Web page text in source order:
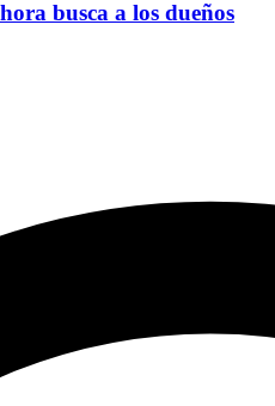
busca a los dueños